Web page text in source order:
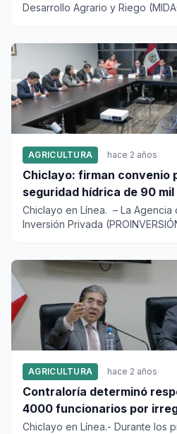
Desarrollo Agrario y Riego
AGRICULTURA hace 2 años
Chiclayo: firman convenio
seguridad hídrica de 90
Chancay – Lambayeque
Chiclayo en Línea. – La Agencia
Inversión Privada
AGRICULTURA hace 2 años
Contraloría determinó
4000 funcionarios por
entidades públicas
Chiclayo en Línea.- Durante los